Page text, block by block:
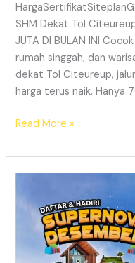
SHM Dekat Tol
JUTA DI BULAN INI
rumah singgah, dan
dekat Tol Citeureup,
harga terus naik. Hanya
Read More »
Prime
East
Bogor